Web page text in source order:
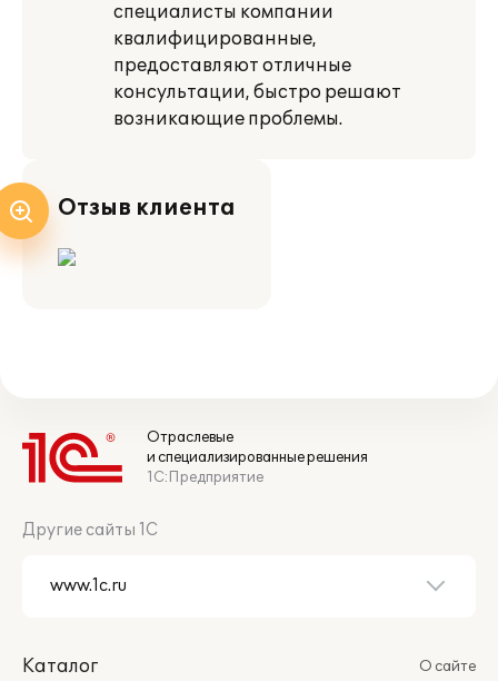
специалисты компании
квалифицированные,
предоставляют отличные
консультации, быстро решают
возникающие проблемы.
Отзыв клиента
Отраслевые
и специализированные решения
1С:Предприятие
Другие сайты 1С
Каталог
О сайте